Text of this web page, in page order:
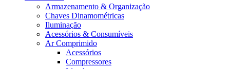
Armazenamento & Organização
Chaves Dinamométricas
Iluminação
Acessórios & Consumíveis
Ar Comprimido
Acessórios
Compressores